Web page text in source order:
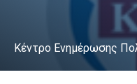
Κέντρο Ενημέρωσης